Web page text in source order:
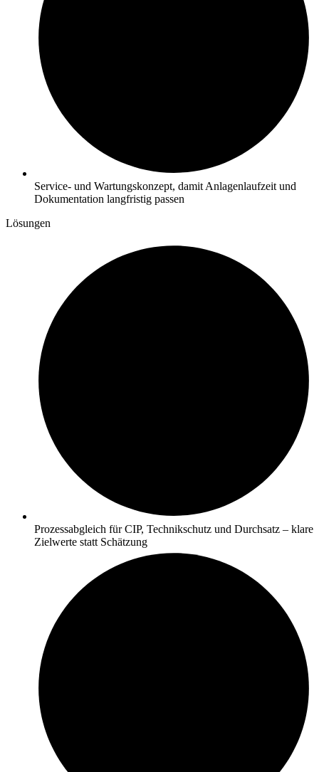
Service- und Wartungskonzept, damit Anlagenlaufzeit und
Dokumentation langfristig passen
Lösungen
Prozessabgleich für CIP, Technikschutz und Durchsatz – klare
Zielwerte statt Schätzung